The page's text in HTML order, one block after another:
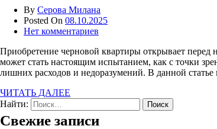
By Серова Милана
Posted On 08.10.2025
Нет комментариев
Приобретение черновой квартиры открывает
может стать настоящим испытанием, как с точки
лишних расходов и недоразумений. В данной
ЧИТАТЬ ДАЛЕЕ
Найти:
Свежие записи